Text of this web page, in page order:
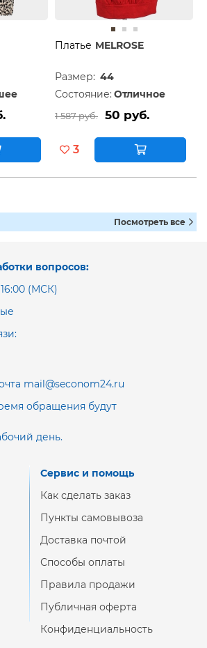
Платье MELROSE
Размер: 44
Состояние: Отличное
1 587 руб. 50 руб.
3
Посмотреть все
вопросов:
(МСК)
mail@seconom24.ru
обращения будут
день.
Сервис и помощь
Как сделать заказ
Пункты самовывоза
Доставка почтой
Способы оплаты
Правила продажи
Публичная оферта
Конфиденциальность